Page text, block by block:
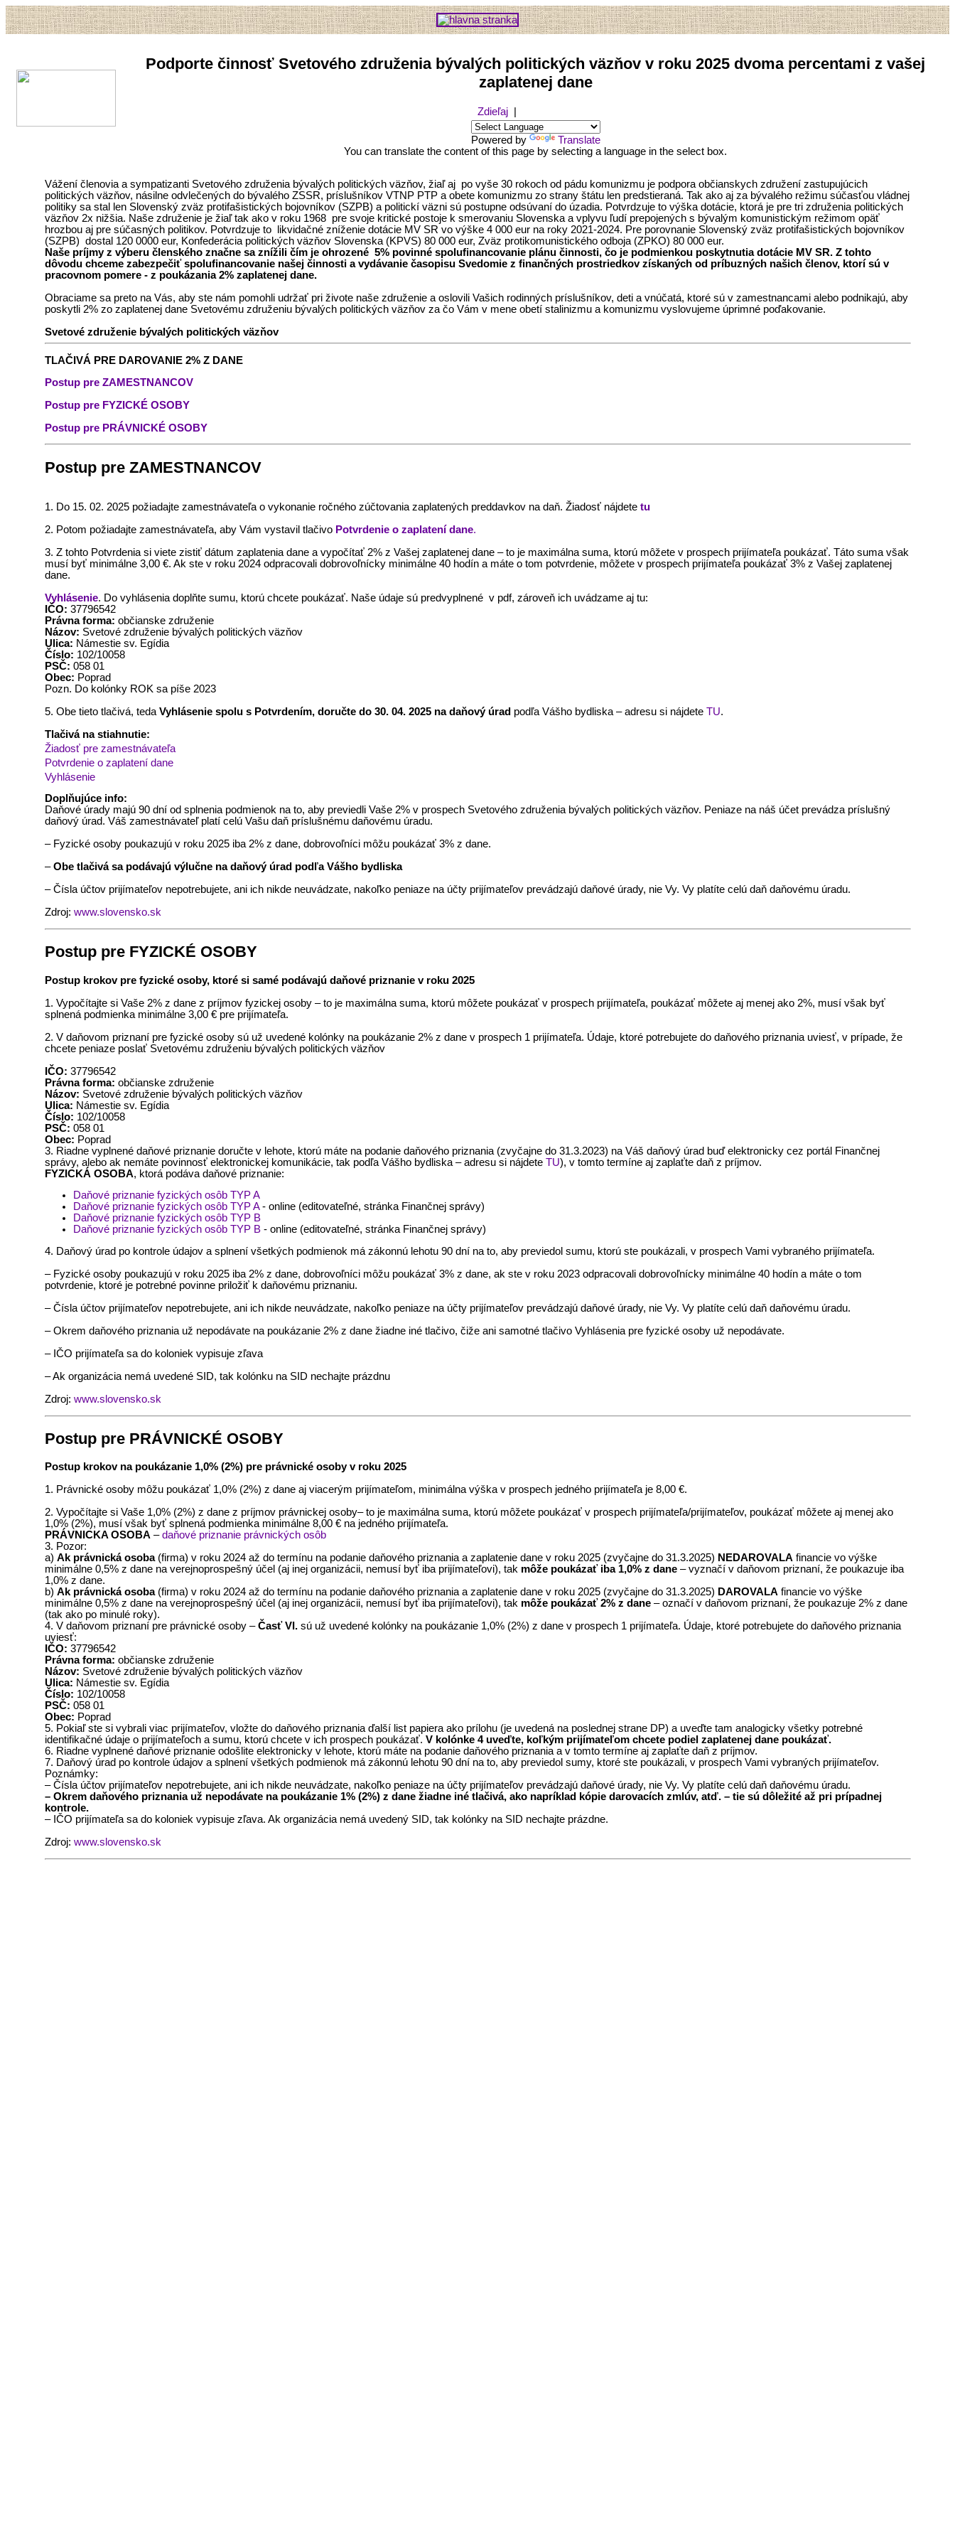
Podporte činnosť Svetového združenia bývalých politických väzňov v roku 2025 dvoma percentami z vašej
zaplatenej dane
Zdieľaj
Powered by
Translate
You can translate the content of this page by selecting a language in the select box.
Vážení členovia a sympatizanti Svetového združenia bývalých politických väzňov, žiaľ aj po vyše 30 rokoch od pádu komunizmu je podpora občianskych združení zastupujúcich
politických väzňov, násilne odvlečených do bývalého ZSSR, príslušníkov VTNP PTP a obete komunizmu zo strany štátu len predstieraná. Tak ako aj za bývalého režimu súčasťou vládnej
politiky sa stal len Slovenský zväz protifašistických bojovníkov (SZPB) a politickí väzni sú postupne odsúvaní do úzadia. Potvrdzuje to výška dotácie, ktorá je pre tri združenia politických
väzňov 2x nižšia. Naše združenie je žiaľ tak ako v roku 1968 pre svoje kritické postoje k smerovaniu Slovenska a vplyvu ľudí prepojených s bývalým komunistickým režimom opäť
hrozbou aj pre súčasných politikov. Potvrdzuje to likvidačné zníženie dotácie MV SR vo výške 4 000 eur na roky 2021-2024. Pre porovnanie Slovenský zväz protifašistických bojovníkov
(SZPB) dostal 120 0000 eur, Konfederácia politických väzňov Slovenska (KPVS) 80 000 eur, Zväz protikomunistického odboja (ZPKO) 80 000 eur.
Naše príjmy z výberu členského značne sa znížili čím je ohrozené 5% povinné spolufinancovanie plánu činnosti, čo je podmienkou poskytnutia dotácie MV SR. Z tohto
dôvodu chceme zabezpečiť spolufinancovanie našej činnosti a vydávanie časopisu Svedomie z finančných prostriedkov získaných od príbuzných našich členov, ktorí sú v
pracovnom pomere - z poukázania 2% zaplatenej dane.
Obraciame sa preto na Vás, aby ste nám pomohli udržať pri živote naše združenie a oslovili Vašich rodinných príslušníkov, deti a vnúčatá, ktoré sú v zamestnancami alebo podnikajú, aby
poskytli 2% zo zaplatenej dane Svetovému združeniu bývalých politických väzňov za čo Vám v mene obetí stalinizmu a komunizmu vyslovujeme úprimné poďakovanie.
Svetové združenie bývalých politických väzňov
TLAČIVÁ PRE DAROVANIE 2% Z DANE
Postup pre ZAMESTNANCOV
Postup pre FYZICKÉ OSOBY
Postup pre PRÁVNICKÉ OSOBY
Postup pre ZAMESTNANCOV
1. Do 15. 02. 2025 požiadajte zamestnávateľa o vykonanie ročného zúčtovania zaplatených preddavkov na daň. Žiadosť nájdete tu
2. Potom požiadajte zamestnávateľa, aby Vám vystavil tlačivo Potvrdenie o zaplatení dane.
3. Z tohto Potvrdenia si viete zistiť dátum zaplatenia dane a vypočítať 2% z Vašej zaplatenej dane – to je maximálna suma, ktorú môžete v prospech prijímateľa poukázať. Táto suma však
musí byť minimálne 3,00 €. Ak ste v roku 2024 odpracovali dobrovoľnícky minimálne 40 hodín a máte o tom potvrdenie, môžete v prospech prijímateľa poukázať 3% z Vašej zaplatenej
dane.
Vyhlásenie. Do vyhlásenia doplňte sumu, ktorú chcete poukázať. Naše údaje sú predvyplnené v pdf, zároveň ich uvádzame aj tu:
IČO: 37796542
Právna forma: občianske združenie
Názov: Svetové združenie bývalých politických väzňov
Ulica: Námestie sv. Egídia
Číslo: 102/10058
PSČ: 058 01
Obec: Poprad
Pozn. Do kolónky ROK sa píše 2023
5. Obe tieto tlačivá, teda Vyhlásenie spolu s Potvrdením, doručte do 30. 04. 2025 na daňový úrad podľa Vášho bydliska – adresu si nájdete TU.
Tlačivá na stiahnutie:
Žiadosť pre zamestnávateľa
Potvrdenie o zaplatení dane
Vyhlásenie
Doplňujúce info:
Daňové úrady majú 90 dní od splnenia podmienok na to, aby previedli Vaše 2% v prospech Svetového združenia bývalých politických väzňov. Peniaze na náš účet prevádza príslušný
daňový úrad. Váš zamestnávateľ platí celú Vašu daň príslušnému daňovému úradu.
– Fyzické osoby poukazujú v roku 2025 iba 2% z dane, dobrovoľníci môžu poukázať 3% z dane.
–Obe tlačivá sa podávajú výlučne na daňový úrad podľa Vášho bydliska
– Čísla účtov prijímateľov nepotrebujete, ani ich nikde neuvádzate, nakoľko peniaze na účty prijímateľov prevádzajú daňové úrady, nie Vy. Vy platíte celú daň daňovému úradu.
Zdroj: www.slovensko.sk
Postup pre FYZICKÉ OSOBY
Postup krokov pre fyzické osoby, ktoré si samé podávajú daňové priznanie v roku 2025
1. Vypočítajte si Vaše 2% z dane z príjmov fyzickej osoby – to je maximálna suma, ktorú môžete poukázať v prospech prijímateľa, poukázať môžete aj menej ako 2%, musí však byť
splnená podmienka minimálne 3,00 € pre prijímateľa.
2. V daňovom priznaní pre fyzické osoby sú už uvedené kolónky na poukázanie 2% z dane v prospech 1 prijímateľa. Údaje, ktoré potrebujete do daňového priznania uviesť, v prípade, že
chcete peniaze poslať Svetovému združeniu bývalých politických väzňov
IČO: 37796542
Právna forma: občianske združenie
Názov: Svetové združenie bývalých politických väzňov
Ulica: Námestie sv. Egídia
Číslo: 102/10058
PSČ: 058 01
Obec: Poprad
3. Riadne vyplnené daňové priznanie doručte v lehote, ktorú máte na podanie daňového priznania (zvyčajne do 31.3.2023) na Váš daňový úrad buď elektronicky cez portál Finančnej
správy, alebo ak nemáte povinnosť elektronickej komunikácie, tak podľa Vášho bydliska – adresu si nájdete TU), v tomto termíne aj zaplaťte daň z príjmov.
FYZICKÁ OSOBA, ktorá podáva daňové priznanie:
Daňové priznanie fyzických osôb TYP A
Daňové priznanie fyzických osôb TYP A- online (editovateľné, stránka Finančnej správy)
Daňové priznanie fyzických osôb TYP B
Daňové priznanie fyzických osôb TYP B- online (editovateľné, stránka Finančnej správy)
4. Daňový úrad po kontrole údajov a splnení všetkých podmienok má zákonnú lehotu 90 dní na to, aby previedol sumu, ktorú ste poukázali, v prospech Vami vybraného prijímateľa.
– Fyzické osoby poukazujú v roku 2025 iba 2% z dane, dobrovoľníci môžu poukázať 3% z dane, ak ste v roku 2023 odpracovali dobrovoľnícky minimálne 40 hodín a máte o tom
potvrdenie, ktoré je potrebné povinne priložiť k daňovému priznaniu.
– Čísla účtov prijímateľov nepotrebujete, ani ich nikde neuvádzate, nakoľko peniaze na účty prijímateľov prevádzajú daňové úrady, nie Vy. Vy platíte celú daň daňovému úradu.
– Okrem daňového priznania už nepodávate na poukázanie 2% z dane žiadne iné tlačivo, čiže ani samotné tlačivo Vyhlásenia pre fyzické osoby už nepodávate.
– IČO prijímateľa sa do koloniek vypisuje zľava
– Ak organizácia nemá uvedené SID, tak kolónku na SID nechajte prázdnu
Zdroj: www.slovensko.sk
Postup pre PRÁVNICKÉ OSOBY
Postup krokov na poukázanie 1,0% (2%) pre právnické osoby v roku 2025
1. Právnické osoby môžu poukázať 1,0% (2%) z dane aj viacerým prijímateľom, minimálna výška v prospech jedného prijímateľa je 8,00 €.
2. Vypočítajte si Vaše 1,0% (2%) z dane z príjmov právnickej osoby– to je maximálna suma, ktorú môžete poukázať v prospech prijímateľa/prijímateľov, poukázať môžete aj menej ako
1,0% (2%), musí však byť splnená podmienka minimálne 8,00 € na jedného prijímateľa.
PRÁVNICKA OSOBA –daňové priznanie právnických osôb
3. Pozor:
a) Ak právnická osoba(firma) v roku 2024 až do termínu na podanie daňového priznania a zaplatenie dane v roku 2025 (zvyčajne do 31.3.2025) NEDAROVALA financie vo výške
minimálne 0,5% z dane na verejnoprospešný účel (aj inej organizácii, nemusí byť iba prijímateľovi), tak môže poukázať iba 1,0% z dane– vyznačí v daňovom priznaní, že poukazuje iba
1,0% z dane.
b) Ak právnická osoba(firma) v roku 2024 až do termínu na podanie daňového priznania a zaplatenie dane v roku 2025 (zvyčajne do 31.3.2025) DAROVALA financie vo výške
minimálne 0,5% z dane na verejnoprospešný účel (aj inej organizácii, nemusí byť iba prijímateľovi), tak môže poukázať 2% z dane– označí v daňovom priznaní, že poukazuje 2% z dane
(tak ako po minulé roky).
4. V daňovom priznaní pre právnické osoby –Časť VI.sú už uvedené kolónky na poukázanie 1,0% (2%) z dane v prospech 1 prijímateľa. Údaje, ktoré potrebujete do daňového priznania
uviesť:
IČO: 37796542
Právna forma: občianske združenie
Názov: Svetové združenie bývalých politických väzňov
Ulica: Námestie sv. Egídia
Číslo: 102/10058
PSČ: 058 01
Obec: Poprad
5. Pokiaľ ste si vybrali viac prijímateľov, vložte do daňového priznania ďalší list papiera ako prílohu (je uvedená na poslednej strane DP) a uveďte tam analogicky všetky potrebné
identifikačné údaje o prijímateľoch a sumu, ktorú chcete v ich prospech poukázať. V kolónke 4 uveďte, koľkým prijímateľom chcete podiel zaplatenej dane poukázať.
6. Riadne vyplnené daňové priznanie odošlite elektronicky v lehote, ktorú máte na podanie daňového priznania a v tomto termíne aj zaplaťte daň z príjmov.
7. Daňový úrad po kontrole údajov a splnení všetkých podmienok má zákonnú lehotu 90 dní na to, aby previedol sumy, ktoré ste poukázali, v prospech Vami vybraných prijímateľov.
Poznámky:
– Čísla účtov prijímateľov nepotrebujete, ani ich nikde neuvádzate, nakoľko peniaze na účty prijímateľov prevádzajú daňové úrady, nie Vy. Vy platíte celú daň daňovému úradu.
– Okrem daňového priznania už nepodávate na poukázanie 1% (2%) z dane žiadne iné tlačivá, ako napríklad kópie darovacích zmlúv, atď. – tie sú dôležité až pri prípadnej
kontrole.
– IČO prijímateľa sa do koloniek vypisuje zľava. Ak organizácia nemá uvedený SID, tak kolónky na SID nechajte prázdne.
Zdroj: www.slovensko.sk